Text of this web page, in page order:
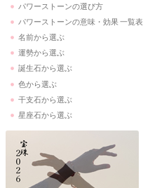
パワーストーンの選び方
パワーストーンの意味・効果 一覧表
名前から選ぶ
運勢から選ぶ
誕生石から選ぶ
色から選ぶ
干支石から選ぶ
星座石から選ぶ